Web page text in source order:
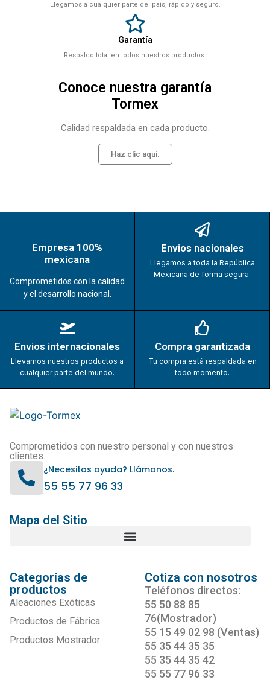
Llegamos a cualquier parte del país, rápido y seguro.
Garantía
Respaldo total en todos nuestros productos.
Conoce nuestra garantía
Tormex
Calidad respaldada en cada producto.
Haz clic aquí.
Empresa 100%
mexicana
Comprometidos con la calidad
y el desarrollo nacional.
Envios nacionales
Llegamos a toda la República
Mexicana de forma segura.
Envios internacionales
Llevamos nuestros productos a
cualquier parte del mundo.
Compra garantizada
Tu compra está respaldada en
todo momento.
Comprometidos con nuestro personal y con nuestros
clientes.
¿Necesitas ayuda? Llámanos.
55 55 77 96 33
Mapa del Sitio
Categorías de
productos
Aleaciones Exóticas
Productos de Fábrica
Productos Mostrador
Cotiza con nosotros
Teléfonos directos:
55 50 88 85
76(Mostrador)
55 15 49 02 98 (Ventas)
55 35 44 35 35
55 35 44 35 42
55 55 77 96 33